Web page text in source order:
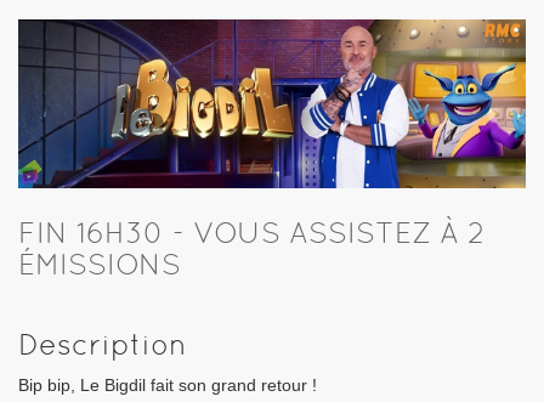
FIN 16H30 - VOUS ASSISTEZ À 2
ÉMISSIONS
Description
Bip bip, Le Bigdil fait son grand retour !